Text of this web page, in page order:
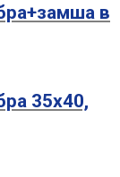
в
35х40,